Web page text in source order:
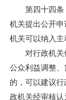
第四十四
机关提出公开
机关可以纳入主
对行政机
公众利益调整
的，可以建议
政机关经审核